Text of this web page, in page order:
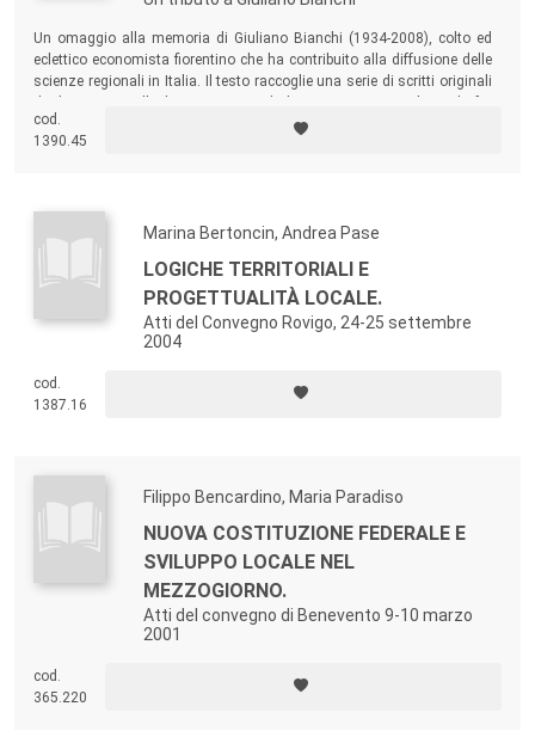
Un omaggio alla memoria di Giuliano Bianchi (1934-2008), colto ed
eclettico economista fiorentino che ha contribuito alla diffusione delle
scienze regionali in Italia. Il testo raccoglie una serie di scritti originali
gli innumerevoli argomenti trattati da Bianchi.
cod.
1390.45
Marina Bertoncin, Andrea Pase
LOGICHE TERRITORIALI E
PROGETTUALITÀ LOCALE.
Atti del Convegno Rovigo, 24-25 settembre
2004
cod.
1387.16
Filippo Bencardino, Maria Paradiso
NUOVA COSTITUZIONE FEDERALE E
SVILUPPO LOCALE NEL
MEZZOGIORNO.
Atti del convegno di Benevento 9-10 marzo
2001
cod.
365.220